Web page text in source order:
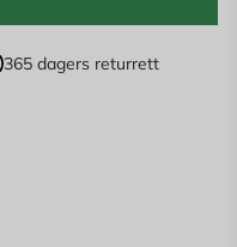
365 dagers returrett